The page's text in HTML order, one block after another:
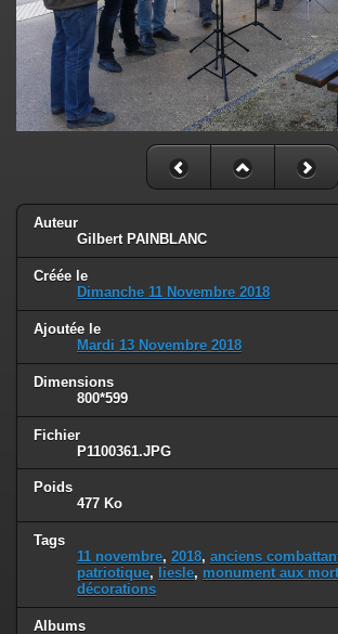
Auteur
Gilbert PAINBLANC
Créée le
Dimanche 11 Novembre 2018
Ajoutée le
Mardi 13 Novembre 2018
Dimensions
800*599
Fichier
P1100361.JPG
Poids
477 Ko
Tags
11 novembre, 2018, anciens
patriotique, liesle, monument aux
décorations
Albums